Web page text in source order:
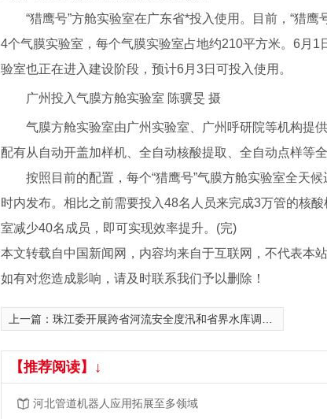
“猎鹰号”方舱实验室在广东省*投入使用。目前，“猎鹰
4个气膜实验室，每个气膜实验室占地约210平方米。6月
验室也正在进入建设阶段，预计6月3日可投入使用。
广州投入气膜方舱实验室 陈骥旻 摄
气膜方舱实验室由广州实验室、广州呼研院等机构提
配有从自动开盖加样机、全自动核酸提取、全自动点样等
按照目前的配置，每个“猎鹰号”气膜方舱实验室全天候
时内发布。相比之前需要投入48名人员来完成3万管的核
室减少40名成员，即可实现效率提升。(完)
本文转载自中国新闻网，内容均来自于互联网，不代表本
如有对您造成影响，请及时联系我们予以删除！
上一篇： 珠江委开展跨省河流安全度汛和省界水库调度工作
【推荐阅读】↓
河北管道机器人应用拓展至多领域